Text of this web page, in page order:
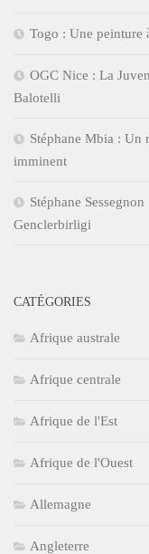
Togo : Une peinture
OGC Nice : La
Balotelli
Stéphane Mbia : Un
imminent
Stéphane
Genclerbirligi
CATÉGORIES
Afrique australe
Afrique centrale
Afrique de l'Est
Afrique de l'Ouest
Allemagne
Angleterre